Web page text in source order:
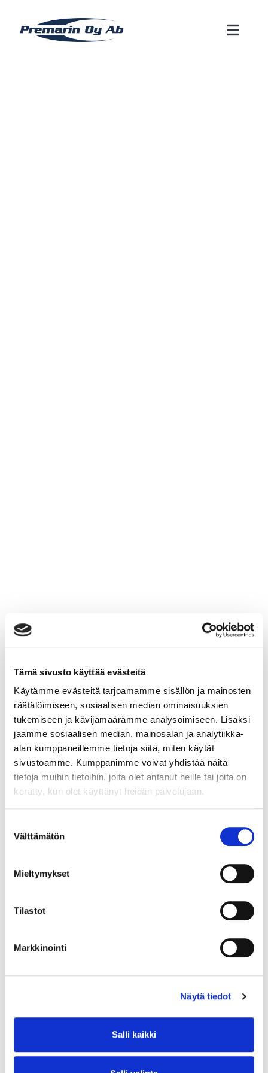
Tämä sivusto käyttää evästeitä
Käytämme evästeitä tarjoamamme sisällön ja mainosten
räätälöimiseen, sosiaalisen median ominaisuuksien
tukemiseen ja kävijämäärämme analysoimiseen. Lisäksi
jaamme sosiaalisen median, mainosalan ja analytiikka-
alan kumppaneillemme tietoja siitä, miten käytät
sivustoamme. Kumppanimme voivat yhdistää näitä
tietoja muihin tietoihin, joita olet antanut heille tai joita on
kerätty, kun olet käyttänyt heidän palvelujaan.
valinta
Välttämätön
Mieltymykset
Tilastot
Markkinointi
Näytä tiedot
Salli kaikki